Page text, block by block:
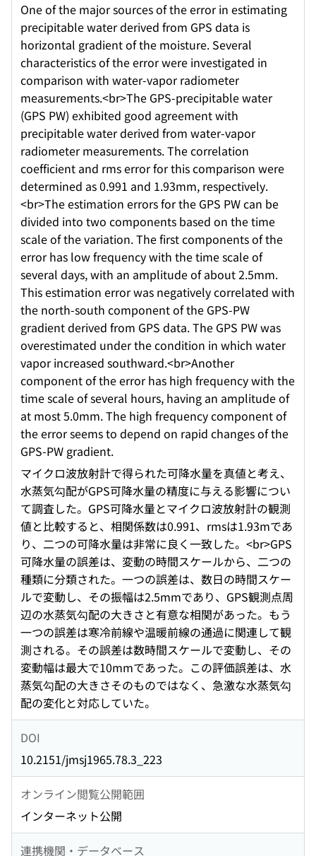
One of the major sources of the error in estimating
precipitable water derived from GPS data is
horizontal gradient of the moisture. Several
characteristics of the error were investigated in
comparison with water-vapor radiometer
measurements.<br>The GPS-precipitable water
(GPS PW) exhibited good agreement with
precipitable water derived from water-vapor
radiometer measurements. The correlation
coefficient and rms error for this comparison were
determined as 0.991 and 1.93mm, respectively.
<br>The estimation errors for the GPS PW can be
divided into two components based on the time
scale of the variation. The first components of the
error has low frequency with the time scale of
several days, with an amplitude of about 2.5mm.
This estimation error was negatively correlated with
the north-south component of the GPS-PW
gradient derived from GPS data. The GPS PW was
overestimated under the condition in which water
vapor increased southward.<br>Another
component of the error has high frequency with the
time scale of several hours, having an amplitude of
at most 5.0mm. The high frequency component of
the error seems to depend on rapid changes of the
GPS-PW gradient.
マイクロ波放射計で得られた可降水量を真値と考え、
水蒸気勾配がGPS可降水量の精度に与える影響につい
て調査した。GPS可降水量とマイクロ波放射計の観測
値と比較すると、相関係数は0.991、rmsは1.93mであ
り、二つの可降水量は非常に良く一致した。<br>GPS
可降水量の誤差は、変動の時間スケールから、二つの
種類に分類された。一つの誤差は、数日の時間スケー
ルで変動し、その振幅は2.5mmであり、GPS観測点周
辺の水蒸気勾配の大きさと有意な相関があった。もう
一つの誤差は寒冷前線や温暖前線の通過に関連して観
測される。その誤差は数時間スケールで変動し、その
変動幅は最大で10mmであった。この評価誤差は、水
蒸気勾配の大きさそのものではなく、急激な水蒸気勾
配の変化と対応していた。
DOI
10.2151/jmsj1965.78.3_223
オンライン閲覧公開範囲
インターネット公開
連携機関・データベース